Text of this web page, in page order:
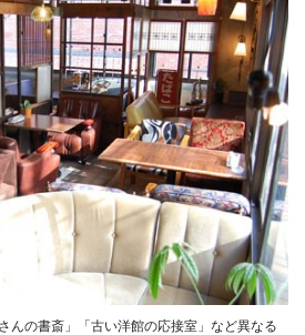
んの書斎」「古い洋館の応接室」など異なる